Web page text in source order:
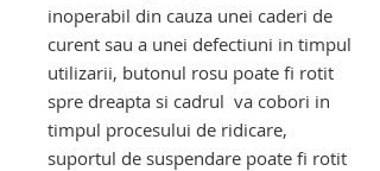
inoperabil din cauza unei caderi de
curent sau a unei defectiuni in timpul
utilizarii, butonul rosu poate fi rotit
spre dreapta si cadrul va cobori in
timpul procesului de ridicare,
suportul de suspendare poate fi rotit